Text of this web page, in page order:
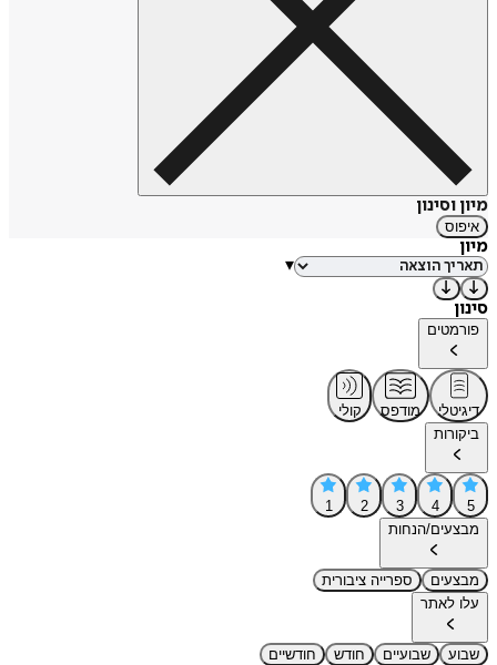
מיון וסינון
איפוס
מיון
▾
סינון
פורמטים
דיגיטלי מודפס
קולי
ביקורות
5
4
3
2
1
מבצעים/הנחות
מבצעים
ספרייה ציבורית
עלו לאתר
שבוע שבועיים חודש
חודשיים